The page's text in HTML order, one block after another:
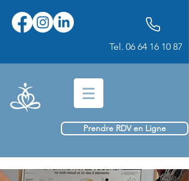
Tel. 06 64 16 10 87
Prendre RDV en Ligne